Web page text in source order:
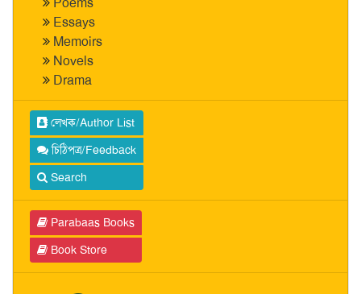
Essays
Memoirs
Novels
Drama
লেখক/Author List
চিঠিপত্র/Feedback
Search
Parabaas Books
Book Store